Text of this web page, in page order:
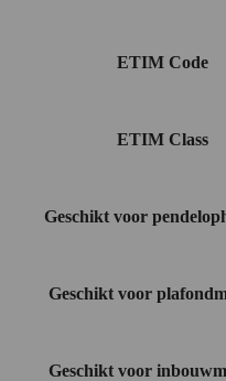
ETIM Code
ETIM Class
Geschikt voor
Geschikt voor
Geschikt voor